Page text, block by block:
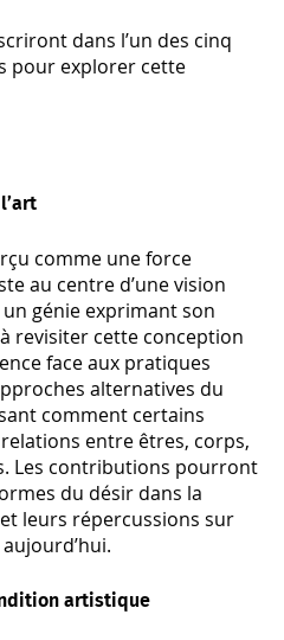
dans l’un des cinq
pour explorer cette
comme une force
au centre d’une vision
génie exprimant son
revisiter cette conception
face aux pratiques
alternatives du
comment certains
entre êtres, corps,
Les contributions pourront
du désir dans la
leurs répercussions sur
artistique